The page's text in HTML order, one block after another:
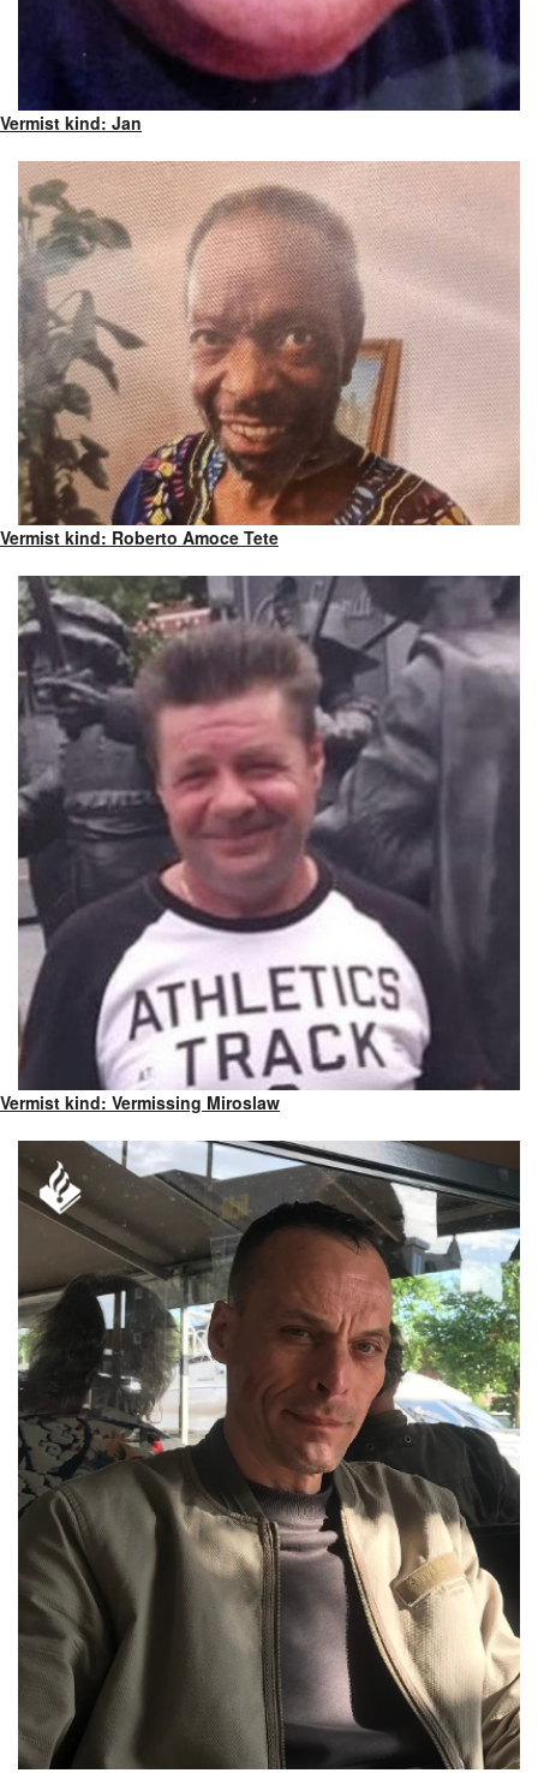
Vermist kind: Jan
Vermist kind: Roberto Amoce Tete
Vermist kind: Vermissing Miroslaw